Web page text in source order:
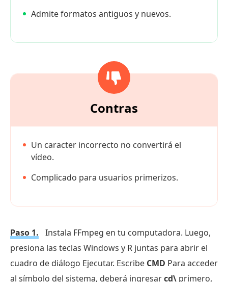
Admite formatos antiguos y nuevos.
Contras
Un caracter incorrecto no convertirá el
vídeo.
Complicado para usuarios primerizos.
Paso 1.
Instala FFmpeg en tu computadora. Luego,
presiona las teclas Windows y R juntas para abrir el
cuadro de diálogo Ejecutar. Escribe CMD Para acceder
al símbolo del sistema, deberá ingresarcd\ primero,